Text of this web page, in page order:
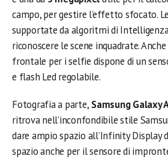
campo, per gestire l’effetto sfocato.
supportate da algoritmi di
riconoscere le scene inquadrate.
frontale per i selfie dispone di un
e flash Led regolabile.
Fotografia a parte, Samsung Galaxy
ritrova nell’inconfondibile stile
dare ampio spazio all’Infinity Display
spazio anche per il sensore di